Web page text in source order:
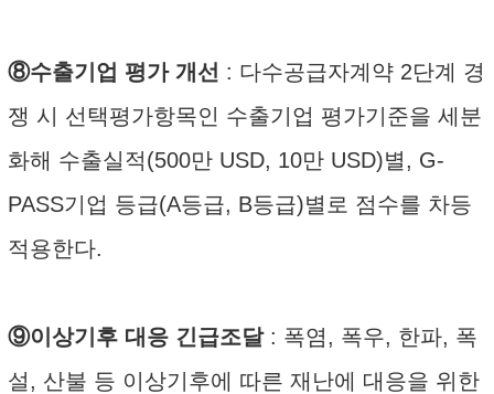
⑧수출기업 평가 개선 : 다수공급자계약 2단계 경
쟁 시 선택평가항목인 수출기업 평가기준을 세분
화해 수출실적(500만 USD, 10만 USD)별, G-
PASS기업 등급(A등급, B등급)별로 점수를 차등
적용한다.
⑨이상기후 대응 긴급조달: 폭염, 폭우, 한파, 폭
설, 산불 등 이상기후에 따른 재난에 대응을 위한